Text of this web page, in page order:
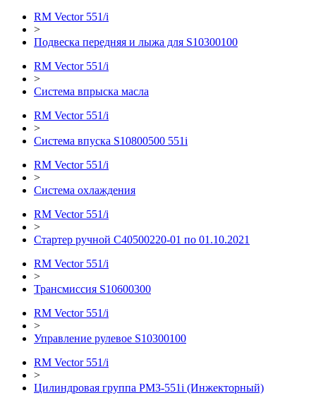
RM Vector 551/i
>
Подвеска передняя и лыжа для S10300100
RM Vector 551/i
>
Система впрыска масла
RM Vector 551/i
>
Система впуска S10800500 551i
RM Vector 551/i
>
Система охлаждения
RM Vector 551/i
>
Стартер ручной C40500220-01 по 01.10.2021
RM Vector 551/i
>
Трансмиссия S10600300
RM Vector 551/i
>
Управление рулевое S10300100
RM Vector 551/i
>
Цилиндровая группа РМЗ-551i (Инжекторный)